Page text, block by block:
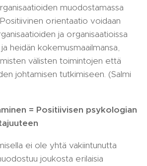
muodostamassa
orientaatio voidaan
ja organisaatioissa
heidän kokemusmaailmansa,
välisten toimintojen että
johtamisen tutkimiseen. (Salmi
= Positiivisen psykologian
ei ole yhtä vakiintunutta
joukosta erilaisia